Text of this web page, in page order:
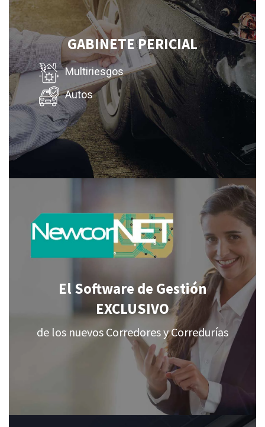
GABINETE PERICIAL
Multiriesgos
Autos
El Software de Gestión
EXCLUSIVO
de los nuevos Corredores y Corredurías